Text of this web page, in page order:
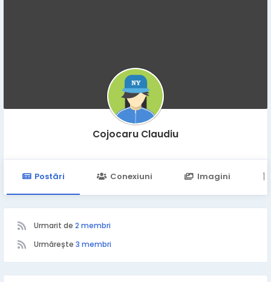
Cojocaru Claudiu
Postări Conexiuni Imagini
Urmarit de 2 membri
Urmărește 3 membri